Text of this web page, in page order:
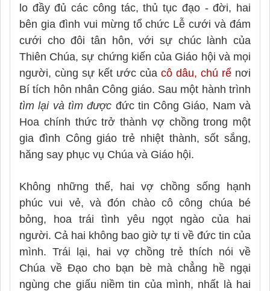
lo đầy đủ các công tác, thủ tục đạo - đời, hai
bên gia đình vui mừng tổ chức Lễ cưới và đám
cưới cho đôi tân hôn, với sự chúc lành của
Thiên Chúa, sự chứng kiến của Giáo hội và mọi
người, cùng sự kết ước của cô dâu, chú rể nơi
Bí tích hôn nhân Công giáo. Sau một hành trình
tìm lại và tìm được đức tin Công Giáo, Nam và
Hoa chính thức trở thành vợ chồng trong một
gia đình Công giáo trẻ nhiệt thành, sốt sắng,
hăng say phục vụ Chúa và Giáo hội.
Không những thế, hai vợ chồng sống hạnh
phúc vui vẻ, và đón chào cô công chúa bé
bỏng, hoa trái tình yêu ngọt ngào của hai
người. Cả hai không bao giờ tự ti về đức tin của
mình. Trái lại, hai vợ chồng trẻ thích nói về
Chúa về Đạo cho bạn bè mà chẳng hề ngại
ngùng che giấu niềm tin của mình, nhất là hai